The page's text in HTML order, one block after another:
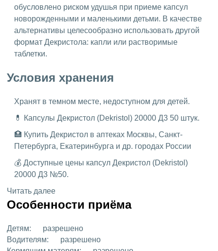
обусловлено риском удушья при приеме капсул
новорожденными и маленькими детьми. В качестве
альтернативы целесообразно использовать другой
формат Декристола: капли или растворимые
таблетки.
Условия хранения
Хранят в темном месте, недоступном для детей.
💊 Капсулы Декристол (Dekristol) 20000 Д3 50 штук.
🏥 Купить Декристол в аптеках Москвы, Санкт-
Петербурга, Екатеринбурга и др. городах России
💰 Доступные цены капсул Декристол (Dekristol)
20000 Д3 №50.
Читать далее
Особенности приёма
Детям:
разрешено
Водителям:
разрешено